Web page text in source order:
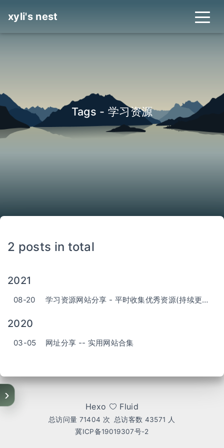
xyli's nest
Tags - 学习资源
2 posts in total
2021
08-20 学习资源网站分享 - 平时收集优秀资源(持续更新)
2020
03-05 网址分享 -- 实用网站合集
Hexo Fluid
总访问量 71404 次 总访客数 43571 人
冀ICP备19019307号-2
›